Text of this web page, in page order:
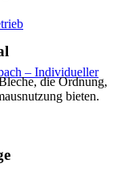
– Individueller
die Ordnung,
bieten.